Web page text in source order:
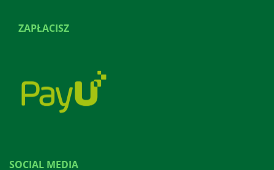
ZAPŁACISZ
SOCIAL MEDIA